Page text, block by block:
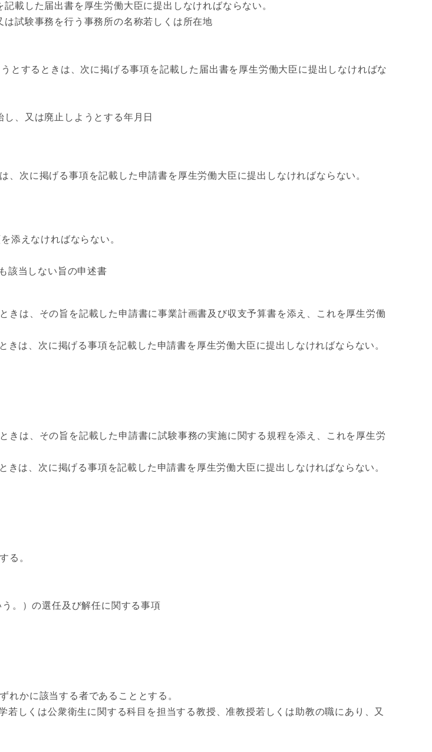
載した届出書を厚生労働大臣に提出しなければならない。
試験事務を行う事務所の名称若しくは所在地
するときは、次に掲げる事項を記載した届出書を厚生労働大臣に提出しなければな
、又は廃止しようとする年月日
次に掲げる事項を記載した申請書を厚生労働大臣に提出しなければならない。
添えなければならない。
該当しない旨の申述書
は、その旨を記載した申請書に事業計画書及び収支予算書を添え、これを厚生労働
は、次に掲げる事項を記載した申請書を厚生労働大臣に提出しなければならない。
は、その旨を記載した申請書に試験事務の実施に関する規程を添え、これを厚生労
は、次に掲げる事項を記載した申請書を厚生労働大臣に提出しなければならない。
る。
。）の選任及び解任に関する事項
かに該当する者であることとする。
しくは公衆衛生に関する科目を担当する教授、准教授若しくは助教の職にあり、又